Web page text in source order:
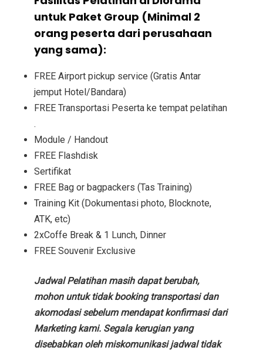
untuk Paket Group (Minimal 2
orang peserta dari perusahaan
yang sama):
FREE Airport pickup service (Gratis Antar
jemput Hotel/Bandara)
FREE Transportasi Peserta ke tempat pelatihan
.
Module / Handout
FREE Flashdisk
Sertifikat
FREE Bag or bagpackers (Tas Training)
Training Kit (Dokumentasi photo, Blocknote,
ATK, etc)
2xCoffe Break & 1 Lunch, Dinner
FREE Souvenir Exclusive
Jadwal Pelatihan masih dapat berubah,
mohon untuk tidak booking transportasi dan
akomodasi sebelum mendapat konfirmasi dari
Marketing kami. Segala kerugian yang
disebabkan oleh miskomunikasi jadwal tidak